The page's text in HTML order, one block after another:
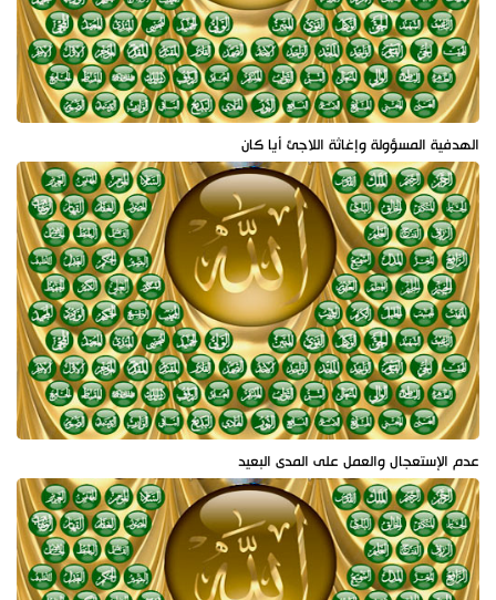
الهدفية المسؤولة وإغاثة اللاجئ أيا كان
عدم الإستعجال والعمل على المدى البعيد